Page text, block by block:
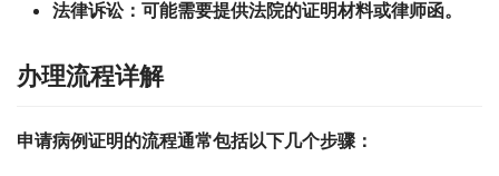
法律诉讼： 可能需要提供法院的证明材料或律师函。
办理流程详解
申请病例证明的流程通常包括以下几个步骤：